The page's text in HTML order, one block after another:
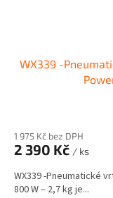
WX339 -
1 975 Kč bez DPH
2 390 Kč / ks
WX339 -Pneumatické
800 W – 2,7 kg je...